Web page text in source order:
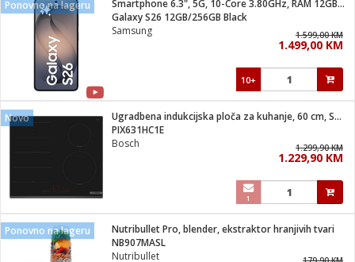
Ponovno na lageru
Smartphone 6.3", 5G, 10-Core 3.80GHz, RAM 12GB, 50Mpixel
Galaxy S26 12GB/256GB Black
Samsung
1.599,00 KM
1.499,00 KM
10+
Novo
Ugradbena indukcijska ploča za kuhanje, 60 cm, Serie 6
PIX631HC1E
Bosch
1.299,90 KM
1.229,90 KM
1
Ponovno na lageru
Nutribullet Pro, blender, ekstraktor hranjivih tvari
NB907MASL
Nutribullet